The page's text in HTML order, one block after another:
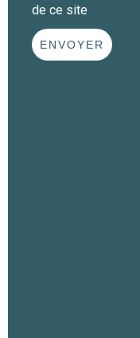
de ce site
ENVOYER